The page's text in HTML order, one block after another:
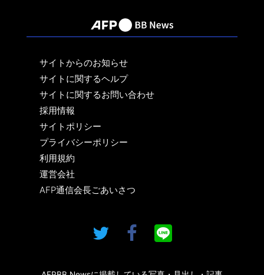
サイトからのお知らせ
サイトに関するヘルプ
サイトに関するお問い合わせ
採用情報
サイトポリシー
プライバシーポリシー
利用規約
運営会社
AFP通信会長ごあいさつ